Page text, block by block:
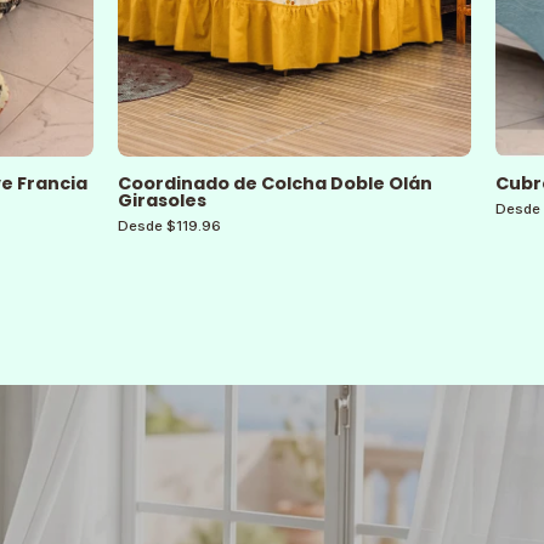
Francia Coordinado de Colcha Doble Olán
Girasoles
Desde $119.96
Desde